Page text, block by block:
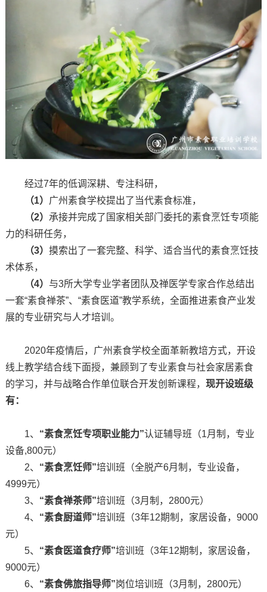
经过7年的低调深耕、专注科研，
（1） 广州素食学校提出了当代素食标准，
（2） 承接并完成了国家相关部门委托的素食烹饪专项能
力的科研任务，
（3） 摸索出了一套完整、科学、适合当代的素食烹饪技
术体系，
（4） 与3所大学专业学者团队及禅医学专家合作总结出
一套“素食禅茶”、“素食医道”教学系统，全面推进素食产业发
展的专业研究与人才培训。
2020年疫情后，广州素食学校全面革新教培方式，开设
线上教学结合线下面授，兼顾到了专业素食与社会家居素食
的学习，并与战略合作单位联合开发创新课程， 现开设班级
有：
1、 “素食烹饪专项职业能力”认证辅导班（1月制，专业
设备,800元）
2、 “素食烹饪师”培训班（全脱产6月制，专业设备，
4999元）
3、 “素食禅茶师”培训班（3月制，2800元）
4、 “素食厨道师”培训班（3年12期制，家居设备，9000
元）
5、 “素食医道食疗师”培训班（3年12期制，家居设备，
9000元）
6、 “素食佛旅指导师”岗位培训班（3月制，2800元）